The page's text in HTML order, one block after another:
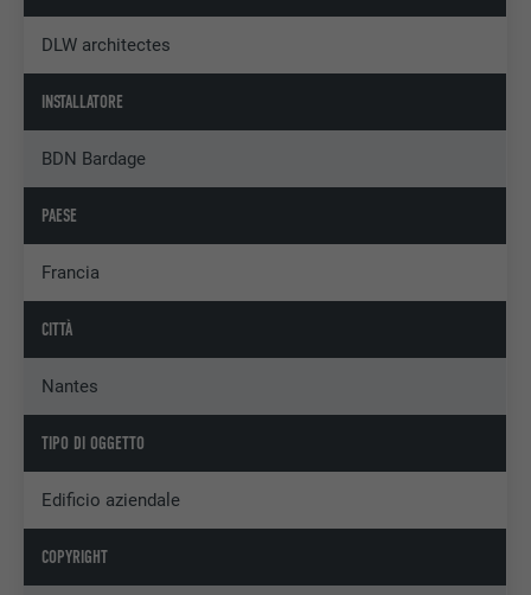
DLW architectes
INSTALLATORE
BDN Bardage
PAESE
Francia
CITTÀ
Nantes
TIPO DI OGGETTO
Edificio aziendale
COPYRIGHT